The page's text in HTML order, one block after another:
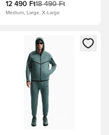
12 490 Ft18 490 Ft
Medium, Large, X-Large
vagy a tagként való
Megnyit egy modált a